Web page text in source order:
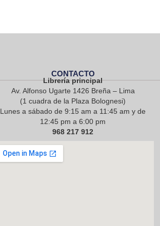
CONTACTO
Librería principal
Av. Alfonso Ugarte 1426 Breña – Lima
(1 cuadra de la Plaza Bolognesi)
Lunes a sábado de 9:15 am a 11:45 am y de
12:45 pm a 6:00 pm
968 217 912